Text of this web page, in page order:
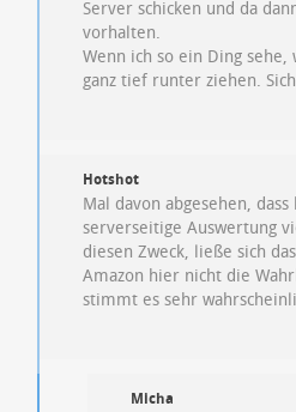
Server schicken und da
vorhalten.
Wenn ich so ein Ding
ganz tief runter ziehen.
Hotshot
Mal davon abgesehen,
serverseitige Auswertung
diesen Zweck, ließe sich
Amazon hier nicht die
stimmt es sehr
Micha